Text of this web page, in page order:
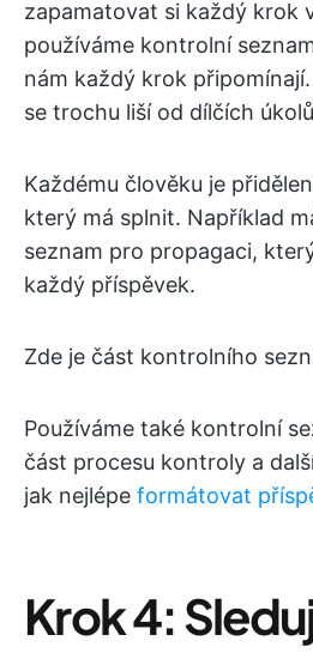
zapamatovat si každý krok
používáme kontrolní
nám každý krok
se trochu liší od dílčích
Každému člověku je
který má splnit. Například
seznam pro propagaci,
každý příspěvek.
Zde je část kontrolního
Používáme také kontrolní
část procesu kontroly a
jak nejlépe formátovat
Krok 4: